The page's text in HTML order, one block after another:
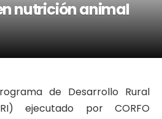
nutrición animal
de Desarrollo Rural
ejecutado por CORFO